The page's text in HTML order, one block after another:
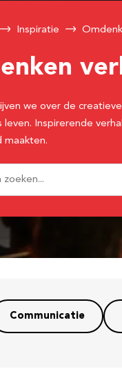
Inspiratie
we over de
leven. Inspirerende
maakten.
Communicatie